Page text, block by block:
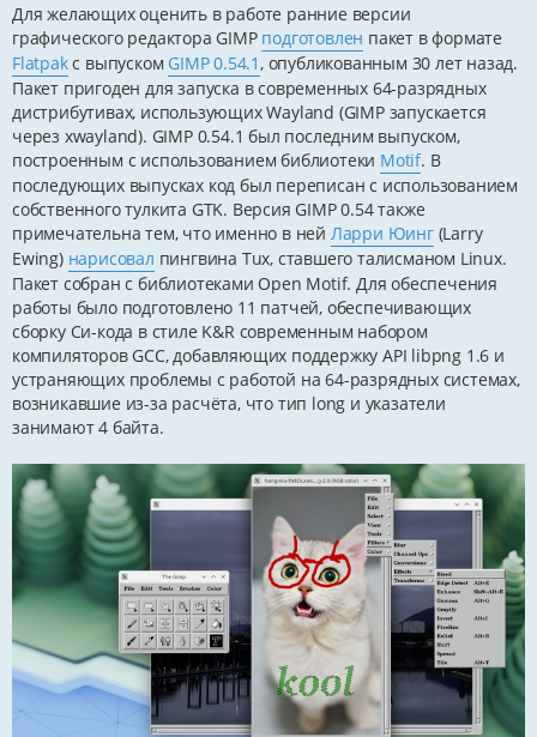
о
щ
е
н
и
е
Для желающих оценить в работе ранние версии
графического редактора GIMP подготовлен пакет в формате
Flatpakс выпуском GIMP 0.54.1, опубликованным 30 лет назад.
Пакет пригоден для запуска в современных 64-разрядных
дистрибутивах, использующих Wayland (GIMP запускается
через xwayland). GIMP 0.54.1 был последним выпуском,
построенным с использованием библиотеки Motif. В
последующих выпусках код был переписан с использованием
собственного тулкита GTK. Версия GIMP 0.54 также
примечательна тем, что именно в ней Ларри Юинг(Larry
Ewing) нарисовал пингвина Tux, ставшего талисманом Linux.
Пакет собран с библиотеками Open Motif. Для обеспечения
работы было подготовлено 11 патчей, обеспечивающих
сборку Си-кода в стиле K&R современным набором
компиляторов GCC, добавляющих поддержку API libpng 1.6 и
устраняющих проблемы с работой на 64-разрядных системах,
возникавшие из-за расчёта, что тип long и указатели
занимают 4 байта.